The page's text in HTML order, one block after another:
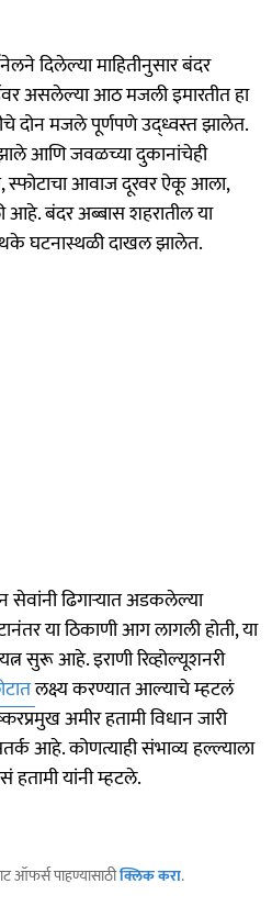
दिलेल्या माहितीनुसार बंदर
असलेल्या आठ मजली इमारतीत हा
दोन मजले पूर्णपणे उद्ध्वस्त झालेत.
आणि जवळच्या दुकानांचेही
स्फोटाचा आवाज दूरवर ऐकू आला,
आहे. बंदर अब्बास शहरातील या
घटनास्थळी दाखल झालेत.
ढिगाऱ्यात अडकलेल्या
या ठिकाणी आग लागली होती, या
सुरू आहे. इराणी रिव्होल्यूशनरी
लक्ष्य करण्यात आल्याचे म्हटलं
अमीर हतामी विधान जारी
आहे. कोणत्याही संभाव्य हल्ल्याला
हतामी यांनी म्हटले.
ऑफर्स पाहण्यासाठीक्लिक करा.